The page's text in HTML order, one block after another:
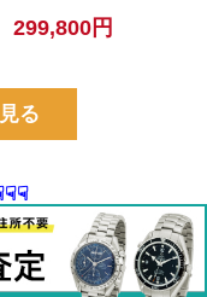
299,800円
る